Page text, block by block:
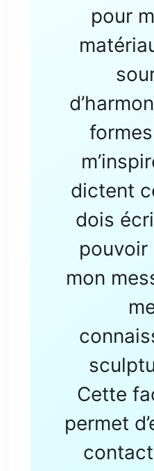
pour
formes
dictent
dois
pouvoir
mon
Cette
permet